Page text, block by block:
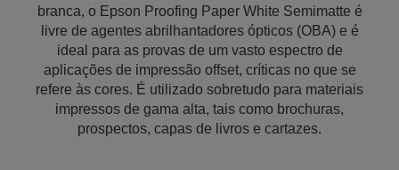
branca, o Epson Proofing Paper White Semimatte é
livre de agentes abrilhantadores ópticos (OBA) e é
ideal para as provas de um vasto espectro de
aplicações de impressão offset, críticas no que se
refere às cores. É utilizado sobretudo para materiais
impressos de gama alta, tais como brochuras,
prospectos, capas de livros e cartazes.